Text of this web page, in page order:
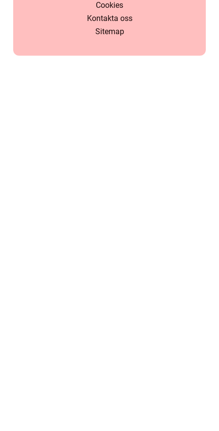
Cookies
Kontakta oss
Sitemap